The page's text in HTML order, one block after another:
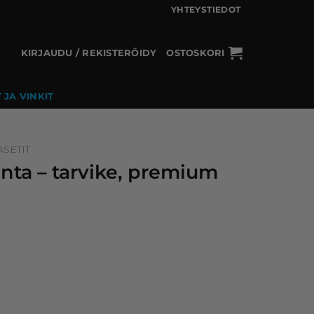
YHTEYSTIEDOT
KIRJAUDU / REKISTERÖIDY OSTOSKORI
JA VINKIT
– tarvike, premium